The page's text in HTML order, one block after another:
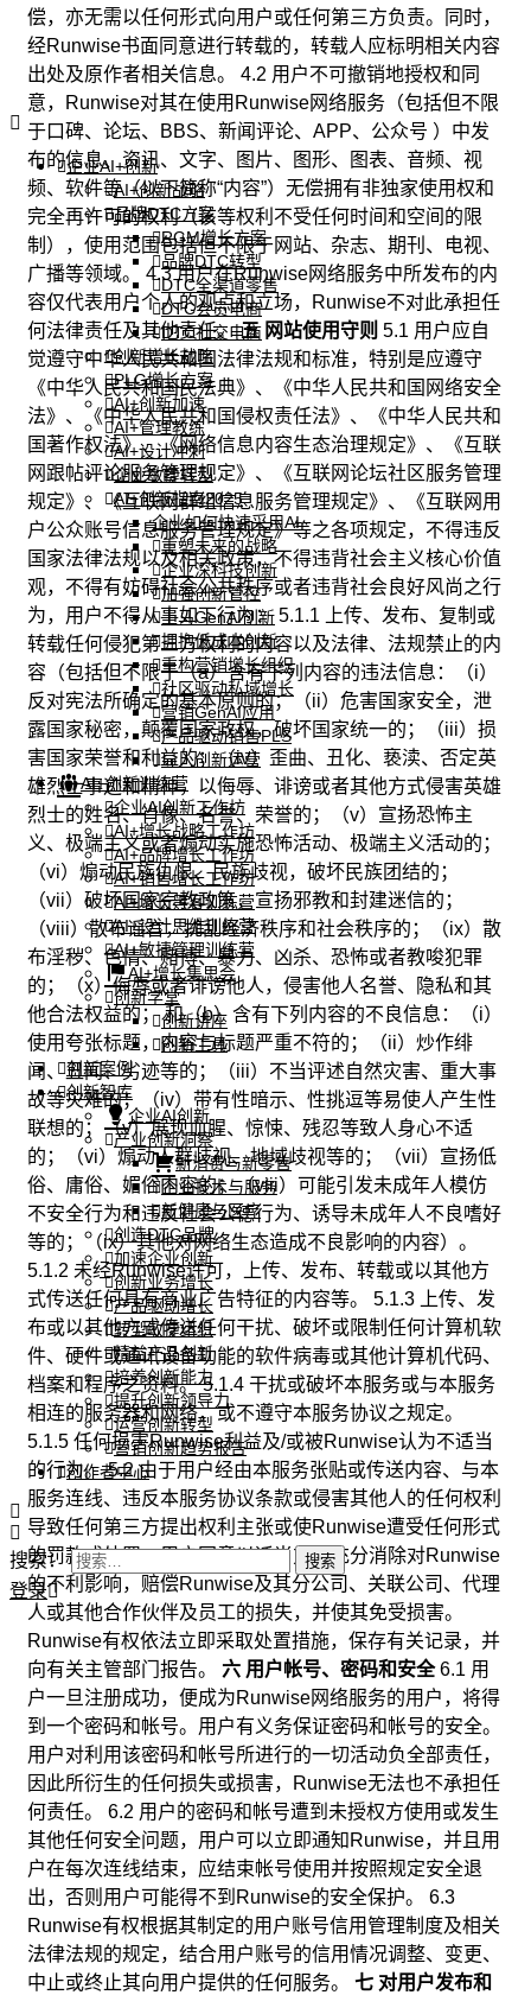
企业AI+创新
AI+创新战略
品牌DTC方案
RGM增长方案
品牌DTC转型
DTC全渠道零售
DTC会员电商
DTC社交电商
创新增长战略
PLG增长方案
AI+创新加速
AI+管理教练
AI+设计冲刺
企业敏捷转型
AI+创新指南2025
企业如何快速采用AI
重塑未来的战略
企业深科技创新
加强创新管控
上马GenAI创新
拥抱低成本创新
重构营销增长组织
社区驱动私域增长
营销GenAI应用
产品驱动销售PLS
导入创新运营
AI+创新训练营
企业AI创新工作坊
AI+增长战略工作坊
AI+品牌增长工作坊
AI+销售增长工作坊
AI+增长黑客训练营
AI+设计思维训练营
AI+敏捷管理训练营
AI+增长集思会
创新学堂
创新讲座
创新工具
创新案例
创新智库
企业AI创新
产业创新洞察
新消费与新零售
企业技术与服务
新健康与医疗
创造DTC品牌
加速企业创新
创新业务增长
产品驱动增长
转型敏捷组织
精益产品创新
培养创新能力
提升创新领导力
运营创新转型
营销创新趋势报告
创作者中心
搜索：
登录
偿，亦无需以任何形式向用户或任何第三方负责。同时，
经Runwise书面同意进行转载的，转载人应标明相关内容
出处及原作者相关信息。 4.2 用户不可撤销地授权和同
意，Runwise对其在使用Runwise网络服务（包括但不限
于口碑、论坛、BBS、新闻评论、APP、公众号 ）中发
布的信息、资讯、文字、图片、图形、图表、音频、视
频、软件等（以下简称“内容”）无偿拥有非独家使用权和
完全再许可的权利（该等权利不受任何时间和空间的限
制），使用范围包括但不限于网站、杂志、期刊、电视、
广播等领域。 4.3 用户在Runwise网络服务中所发布的内
容仅代表用户个人的观点和立场，Runwise不对此承担任
何法律责任及其他责任。五 网站使用守则 5.1 用户应自
觉遵守中华人民共和国法律法规和标准，特别是应遵守
《中华人民共和国民法典》、《中华人民共和国网络安全
法》、《中华人民共和国侵权责任法》、《中华人民共和
国著作权法》、《网络信息内容生态治理规定》、《互联
网跟帖评论服务管理规定》、《互联网论坛社区服务管理
规定》、《互联网群组信息服务管理规定》、《互联网用
户公众账号信息服务管理规定》等之各项规定，不得违反
国家法律法规以及相关政策，不得违背社会主义核心价值
观，不得有妨碍社会公共秩序或者违背社会良好风尚之行
为，用户不得从事如下行为： 5.1.1 上传、发布、复制或
转载任何侵犯第三方权利的内容以及法律、法规禁止的内
容（包括但不限于（a）含有下列内容的违法信息：（i）
反对宪法所确定的基本原则的；（ii）危害国家安全，泄
露国家秘密，颠覆国家政权，破坏国家统一的；（iii）损
害国家荣誉和利益的；（iv）歪曲、丑化、亵渎、否定英
雄烈士事迹和精神，以侮辱、诽谤或者其他方式侵害英雄
烈士的姓名、肖像、名誉、荣誉的；（v）宣扬恐怖主
义、极端主义或者煽动实施恐怖活动、极端主义活动的；
（vi）煽动民族仇恨、民族歧视，破坏民族团结的；
（vii）破坏国家宗教政策，宣扬邪教和封建迷信的；
（viii）散布谣言，扰乱经济秩序和社会秩序的；（ix）散
布淫秽、色情、赌博、暴力、凶杀、恐怖或者教唆犯罪
的；（x）侮辱或者诽谤他人，侵害他人名誉、隐私和其
他合法权益的； 和（b）含有下列内容的不良信息：（i）
使用夸张标题，内容与标题严重不符的；（ii）炒作绯
闻、丑闻、劣迹等的；（iii）不当评述自然灾害、重大事
故等灾难的；（iv）带有性暗示、性挑逗等易使人产生性
联想的；（v）展现血腥、惊悚、残忍等致人身心不适
的；（vi）煽动人群歧视、地域歧视等的；（vii）宣扬低
俗、庸俗、媚俗内容的；（viii）可能引发未成年人模仿
不安全行为和违反社会公德行为、诱导未成年人不良嗜好
等的；（ix）其他对网络生态造成不良影响的内容）。
5.1.2 未经Runwise许可，上传、发布、转载或以其他方
式传送任何具有商业广告特征的内容等。 5.1.3 上传、发
布或以其他方式传送任何干扰、破坏或限制任何计算机软
件、硬件或通讯设备功能的软件病毒或其他计算机代码、
档案和程序之资料。 5.1.4 干扰或破坏本服务或与本服务
相连的服务器和网络，或不遵守本服务协议之规定。
5.1.5 任何损害Runwise利益及/或被Runwise认为不适当
的行为。 5.2 由于用户经由本服务张贴或传送内容、与本
服务连线、违反本服务协议条款或侵害其他人的任何权利
导致任何第三方提出权利主张或使Runwise遭受任何形式
的罚款或处罚，用户同意以适当方式充分消除对Runwise
的不利影响，赔偿Runwise及其分公司、关联公司、代理
人或其他合作伙伴及员工的损失，并使其免受损害。
Runwise有权依法立即采取处置措施，保存有关记录，并
向有关主管部门报告。 六 用户帐号、密码和安全6.1 用
户一旦注册成功，便成为Runwise网络服务的用户，将得
到一个密码和帐号。用户有义务保证密码和帐号的安全。
用户对利用该密码和帐号所进行的一切活动负全部责任，
因此所衍生的任何损失或损害，Runwise无法也不承担任
何责任。 6.2 用户的密码和帐号遭到未授权方使用或发生
其他任何安全问题，用户可以立即通知Runwise，并且用
户在每次连线结束，应结束帐号使用并按照规定安全退
出，否则用户可能得不到Runwise的安全保护。 6.3
Runwise有权根据其制定的用户账号信用管理制度及相关
法律法规的规定，结合用户账号的信用情况调整、变更、
中止或终止其向用户提供的任何服务。 七 对用户发布和